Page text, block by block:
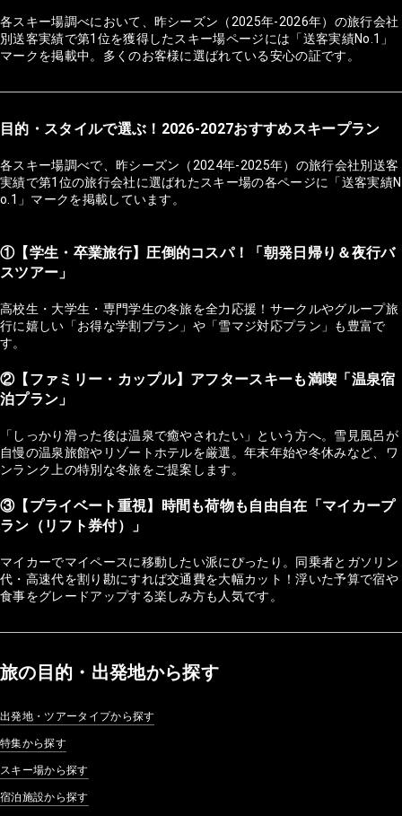
各スキー場調べにおいて、昨シーズン（2025年-2026年）の旅行会社
別送客実績で第1位を獲得したスキー場ページには「送客実績No.1」
マークを掲載中。多くのお客様に選ばれている安心の証です。
目的・スタイルで選ぶ！2026-2027おすすめスキープラン
各スキー場調べで、昨シーズン（2024年-2025年）の旅行会社別送客
実績で第1位の旅行会社に選ばれたスキー場の各ページに「送客実績N
o.1」マークを掲載しています。
①【学生・卒業旅行】圧倒的コスパ！「朝発日帰り＆夜行バ
スツアー」
高校生・大学生・専門学生の冬旅を全力応援！サークルやグループ旅
行に嬉しい「お得な学割プラン」や「雪マジ対応プラン」も豊富で
す。
②【ファミリー・カップル】アフタースキーも満喫「温泉宿
泊プラン」
「しっかり滑った後は温泉で癒やされたい」という方へ。雪見風呂が
自慢の温泉旅館やリゾートホテルを厳選。年末年始や冬休みなど、ワ
ンランク上の特別な冬旅をご提案します。
③【プライベート重視】時間も荷物も自由自在「マイカープ
ラン（リフト券付）」
マイカーでマイペースに移動したい派にぴったり。同乗者とガソリン
代・高速代を割り勘にすれば交通費を大幅カット！浮いた予算で宿や
食事をグレードアップする楽しみ方も人気です。
旅の目的・出発地から探す
出発地・ツアータイプから探す
特集から探す
スキー場から探す
宿泊施設から探す